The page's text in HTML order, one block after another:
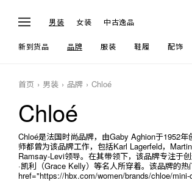
男装 女装 中古逸品
新到货品 品牌 服装 鞋履 配饰
首页 男装 品牌 Chloé
Chloé
Chloé是法国时尚品牌，由Gaby Aghion于1952
师都曾为该品牌工作，包括Karl Lagerfeld，
Ramsay-Levi领导。在其带领下，该品牌专注于
·凯利（Grace Kelly）等名人所穿着。该品牌的
href="https://hbx.com/women/brands/chloe/mini-